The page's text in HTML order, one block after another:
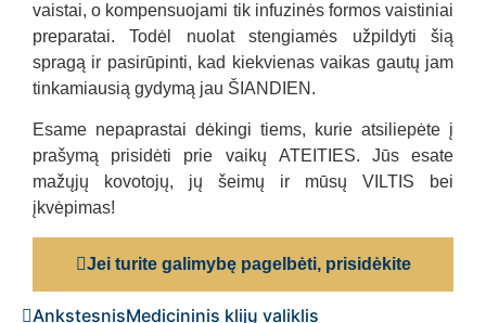
vaistai, o kompensuojami tik infuzinės formos vaistiniai
preparatai. Todėl nuolat stengiamės užpildyti šią
spragą ir pasirūpinti, kad kiekvienas vaikas gautų jam
tinkamiausią gydymą jau ŠIANDIEN .
Esame nepaprastai dėkingi tiems, kurie atsiliepėte į
prašymą prisidėti prie vaikų ATEITIES. Jūs esate
mažųjų kovotojų, jų šeimų ir mūsų VILTIS bei
įkvėpimas!
Jei turite galimybę pagelbėti, prisidėkite
AnkstesnisMedicininis klijų valiklis